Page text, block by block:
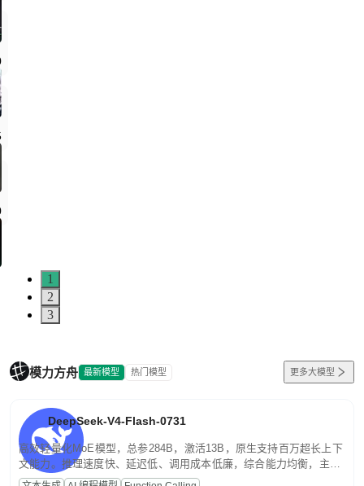
1
2
3
模力方舟 最新模型 热门模型 更多大模型
DeepSeek-V4-Flash-0731
高效轻量化MoE模型，总参284B，激活13B，原生支持百万超长上下
文能力。推理速度快、延迟低、调用成本低廉，综合能力均衡，主打
高并发、轻量化任务，适合日常对话、内容创作、基础 RAG、批量